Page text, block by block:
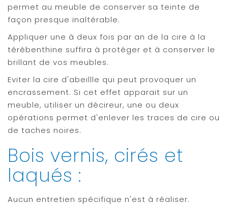
permet au meuble de conserver sa teinte de
façon presque inaltérable.
Appliquer une à deux fois par an de la cire à la
térébenthine suffira à protéger et à conserver le
brillant de vos meubles.
Eviter la cire d'abeillle qui peut provoquer un
encrassement. Si cet effet apparait sur un
meuble, utiliser un décireur, une ou deux
opérations permet d'enlever les traces de cire ou
de taches noires.
Bois vernis, cirés et
laqués :
Aucun entretien spécifique n'est à réaliser.